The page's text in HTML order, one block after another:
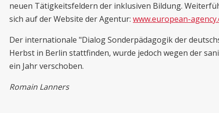
neuen Tätigkeitsfeldern der inklusiven Bildung.
sich auf der Website der Agentur: www.european-
Der internationale "Dialog Sonderpädagogik der
Herbst in Berlin stattfinden, wurde jedoch wegen der
ein Jahr verschoben.
Romain Lanners